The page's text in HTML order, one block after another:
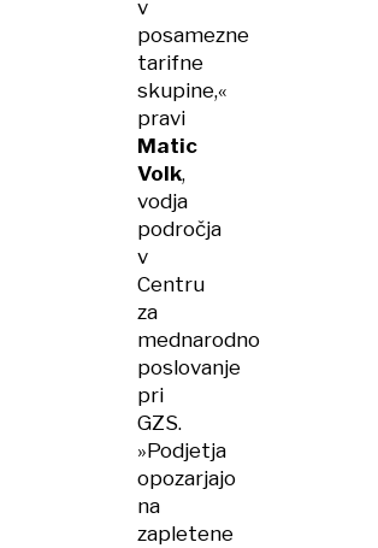
v
posamezne
tarifne
skupine,«
pravi
Matic
Volk,
vodja
področja
v
Centru
za
mednarodno
poslovanje
pri
GZS.
»Podjetja
opozarjajo
na
zapletene